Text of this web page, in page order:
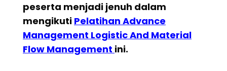
peserta menjadi jenuh dalam
mengikuti Pelatihan Advance
Management Logistic And Material
Flow Management ini.